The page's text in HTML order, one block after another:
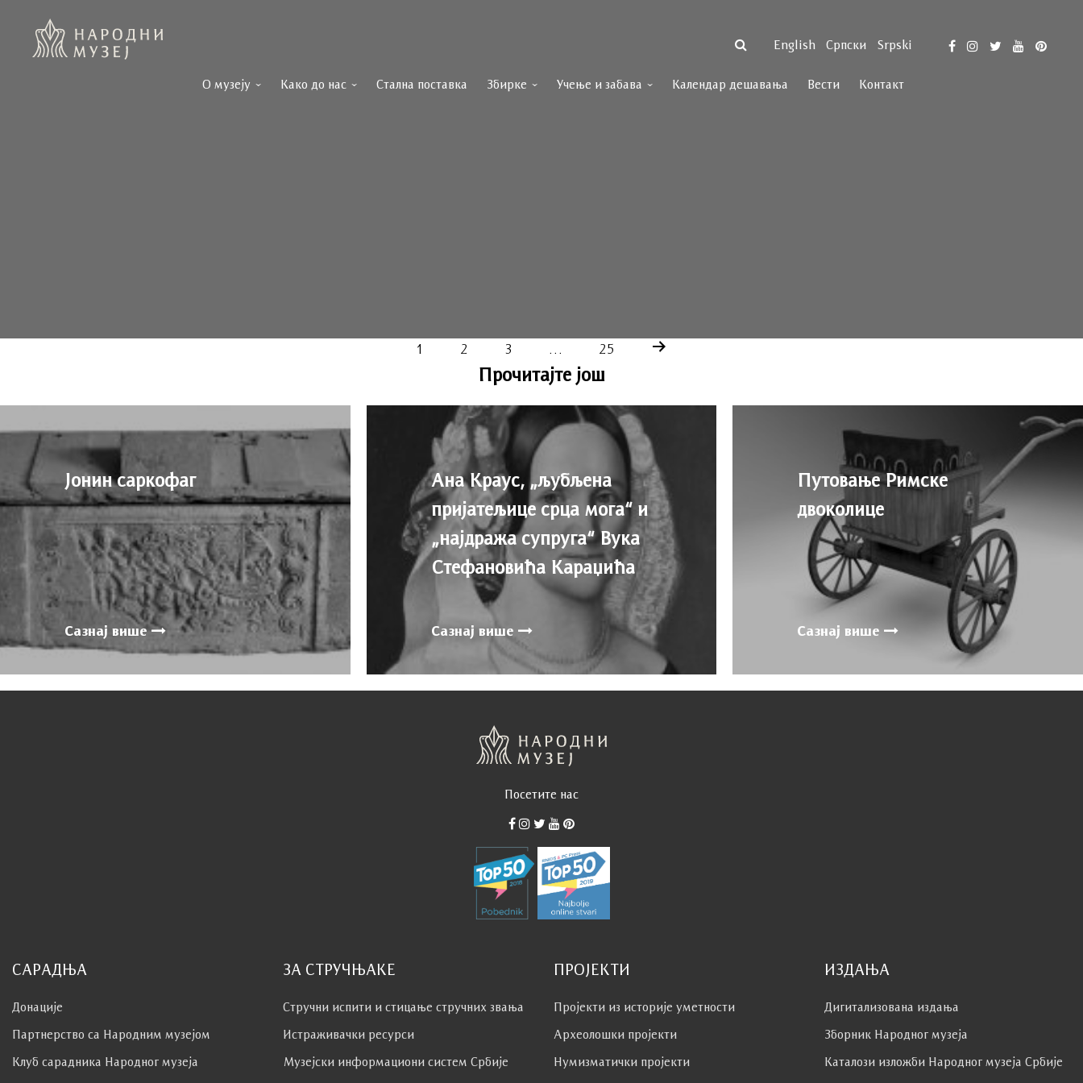
English Српски Srpski
О музеју Како до нас Стална поставка Збирке Учење и забава Календар дешавања Вести Контакт
1 2 3 … 25
Прочитајте још
Јонин cаркофаг
Сазнај више
Ана Краус, „љубљена
пријатељице срца мога“ и
„најдража супруга“ Вука
Стефановића Караџића
Сазнај више
Путовање Римске
двоколице
Сазнај више
Посетите нас
САРАДЊА
Донације
Партнерство са Народним музејoм
Клуб сaрaдникa Народног музеја
ЗА СТРУЧЊАКЕ
Стручни испити и стицање стручних звања
Истраживачки ресурси
Музејски информациони систем Србије
ПРОЈЕКТИ
Пројекти из историје уметности
Археолошки пројекти
Нумизматички пројекти
ИЗДАЊА
Дигитализована издања
Зборник Народног музеја
Каталози изложби Народног музеја Србије